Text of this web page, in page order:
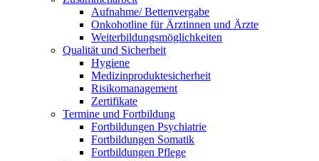
Aufnahme/ Bettenvergabe
Onkohotline für Ärztinnen und Ärzte
Weiterbildungsmöglichkeiten
Qualität und Sicherheit
Hygiene
Medizinproduktesicherheit
Risikomanagement
Zertifikate
Termine und Fortbildung
Fortbildungen Psychiatrie
Fortbildungen Somatik
Fortbildungen Pflege